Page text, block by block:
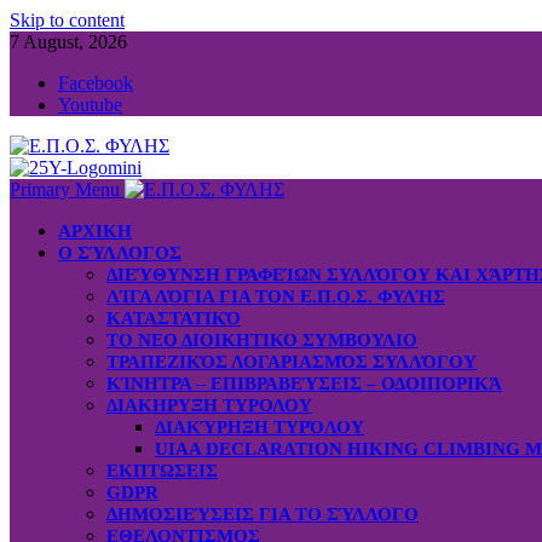
Skip to content
7 August, 2026
Facebook
Youtube
Primary Menu
ΑΡΧΙΚΗ
Ο ΣΎΛΛΟΓΟΣ
ΔΙΕΎΘΥΝΣΗ ΓΡΑΦΕΊΩΝ ΣΥΛΛΌΓΟΥ ΚΑΙ
ΛΊΓΑ ΛΌΓΙΑ ΓΙΑ ΤΟΝ Ε.Π.Ο.Σ. ΦΥΛΉΣ
ΚΑΤΑΣΤΑΤΙΚΌ
ΤΟ ΝΕΟ ΔΙΟΙΚΗΤΙΚΟ ΣΥΜΒΟΥΛΙΟ
ΤΡΑΠΕΖΙΚΌΣ ΛΟΓΑΡΙΑΣΜΌΣ ΣΥΛΛΌΓΟΥ
ΚΊΝΗΤΡΑ – ΕΠΙΒΡΑΒΕΎΣΕΙΣ – ΟΔΟΙΠΟΡΙΚΆ
ΔΙΑΚΗΡΥΞΗ ΤΥΡΟΛΟΥ
ΔΙΑΚΎΡΗΞΗ ΤΥΡΌΛΟΥ
UIAA DECLARATION HIKING CLIMBING
ΕΚΠΤΩΣΕΙΣ
GDPR
ΔΗΜΟΣΙΕΎΣΕΙΣ ΓΙΑ ΤΟ ΣΎΛΛΟΓΟ
ΕΘΕΛΟΝΤΙΣΜΟΣ